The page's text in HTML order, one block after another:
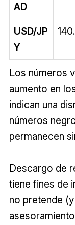
AD
USD/JP
Y
Los números
aumento en
indican una
números
permanecen
Descargo de
tiene fines de
no pretende